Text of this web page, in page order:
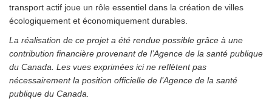
transport actif joue un rôle essentiel dans la création de villes
écologiquement et économiquement durables.
La réalisation de ce projet a été rendue possible grâce à une
contribution financière provenant de l’Agence de la santé publique
du Canada. Les vues exprimées ici ne reflètent pas
nécessairement la position officielle de l’Agence de la santé
publique du Canada.